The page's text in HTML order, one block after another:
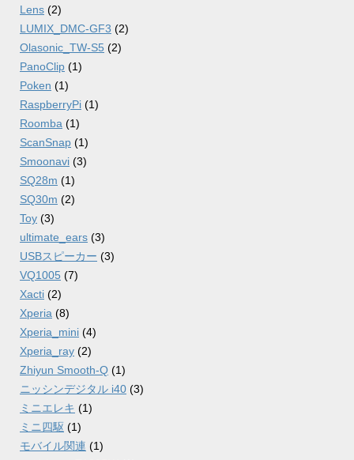
Lens (2)
LUMIX_DMC-GF3 (2)
Olasonic_TW-S5 (2)
PanoClip (1)
Poken (1)
RaspberryPi (1)
Roomba (1)
ScanSnap (1)
Smoonavi (3)
SQ28m (1)
SQ30m (2)
Toy (3)
ultimate_ears (3)
USBスピーカー (3)
VQ1005 (7)
Xacti (2)
Xperia (8)
Xperia_mini (4)
Xperia_ray (2)
Zhiyun Smooth-Q (1)
ニッシンデジタル i40 (3)
ミニエレキ (1)
ミニ四駆 (1)
モバイル関連 (1)